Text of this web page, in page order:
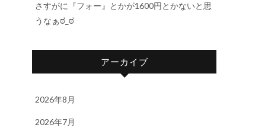
さすがに『フォー』とかが1600円とかないと思
うなぁಠ_ಠ
アーカイブ
2026年8月
2026年7月